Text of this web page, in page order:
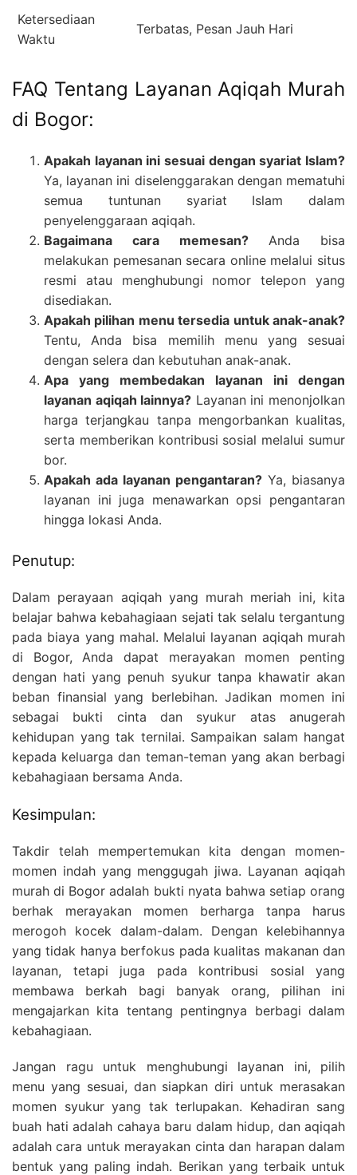
Ketersediaan
Waktu
Terbatas, Pesan Jauh Hari
FAQ Tentang Layanan Aqiqah Murah
di Bogor:
Apakah layanan ini sesuai dengan syariat Islam?
Ya, layanan ini diselenggarakan dengan mematuhi
semua tuntunan syariat Islam dalam
penyelenggaraan aqiqah.
Bagaimana cara memesan?Anda bisa
melakukan pemesanan secara online melalui situs
resmi atau menghubungi nomor telepon yang
disediakan.
Apakah pilihan menu tersedia untuk anak-anak?
Tentu, Anda bisa memilih menu yang sesuai
dengan selera dan kebutuhan anak-anak.
Apa yang membedakan layanan ini dengan
layanan aqiqah lainnya? Layanan ini menonjolkan
harga terjangkau tanpa mengorbankan kualitas,
serta memberikan kontribusi sosial melalui sumur
bor.
Apakah ada layanan pengantaran? Ya, biasanya
layanan ini juga menawarkan opsi pengantaran
hingga lokasi Anda.
Penutup:
Dalam perayaan aqiqah yang murah meriah ini, kita
belajar bahwa kebahagiaan sejati tak selalu tergantung
pada biaya yang mahal. Melalui layanan aqiqah murah
di Bogor, Anda dapat merayakan momen penting
dengan hati yang penuh syukur tanpa khawatir akan
beban finansial yang berlebihan. Jadikan momen ini
sebagai bukti cinta dan syukur atas anugerah
kehidupan yang tak ternilai. Sampaikan salam hangat
kepada keluarga dan teman-teman yang akan berbagi
kebahagiaan bersama Anda.
Kesimpulan:
Takdir telah mempertemukan kita dengan momen-
momen indah yang menggugah jiwa. Layanan aqiqah
murah di Bogor adalah bukti nyata bahwa setiap orang
berhak merayakan momen berharga tanpa harus
merogoh kocek dalam-dalam. Dengan kelebihannya
yang tidak hanya berfokus pada kualitas makanan dan
layanan, tetapi juga pada kontribusi sosial yang
membawa berkah bagi banyak orang, pilihan ini
mengajarkan kita tentang pentingnya berbagi dalam
kebahagiaan.
Jangan ragu untuk menghubungi layanan ini, pilih
menu yang sesuai, dan siapkan diri untuk merasakan
momen syukur yang tak terlupakan. Kehadiran sang
buah hati adalah cahaya baru dalam hidup, dan aqiqah
adalah cara untuk merayakan cinta dan harapan dalam
bentuk yang paling indah. Berikan yang terbaik untuk